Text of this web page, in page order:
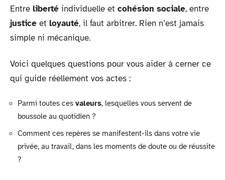
Entre liberté individuelle et cohésion sociale, entre
justice et loyauté, il faut arbitrer. Rien n’est jamais
simple ni mécanique.
Voici quelques questions pour vous aider à cerner ce
qui guide réellement vos actes :
Parmi toutes ces valeurs, lesquelles vous servent de
boussole au quotidien ?
Comment ces repères se manifestent-ils dans votre vie
privée, au travail, dans les moments de doute ou de réussite
?